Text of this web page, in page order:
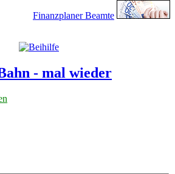
Finanzplaner Beamte
- mal wieder